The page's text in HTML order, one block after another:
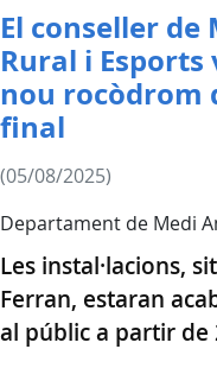
El conseller
Rural i
nou rocòdrom
final
(05/08/2025)
Departament de Medi
Les instal·lacions,
Ferran, estaran
al públic a partir de